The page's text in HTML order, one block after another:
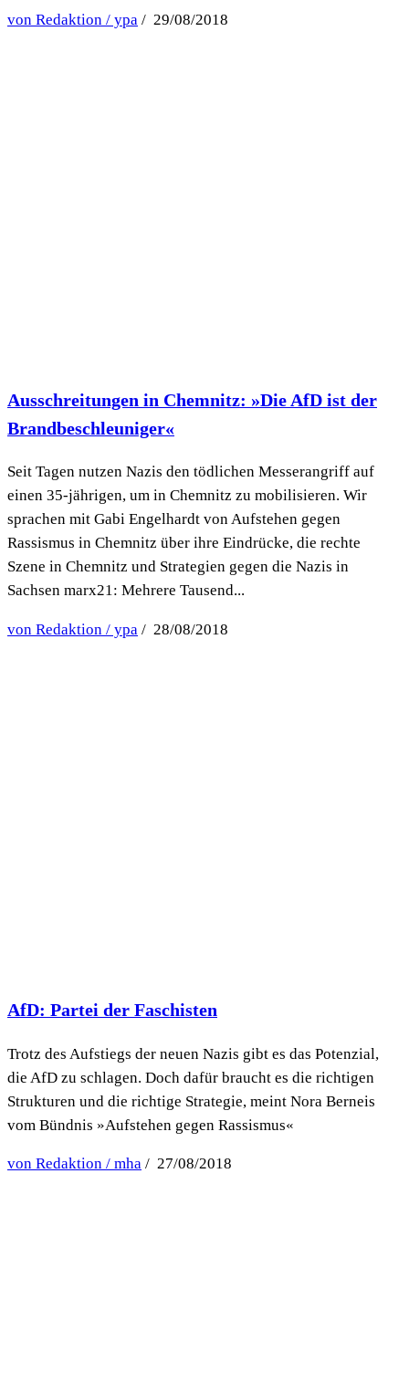
von Redaktion / ypa / 29/08/2018
Ausschreitungen in Chemnitz: »Die AfD ist der
Brandbeschleuniger«
Seit Tagen nutzen Nazis den tödlichen Messerangriff auf
einen 35-jährigen, um in Chemnitz zu mobilisieren. Wir
sprachen mit Gabi Engelhardt von Aufstehen gegen
Rassismus in Chemnitz über ihre Eindrücke, die rechte
Szene in Chemnitz und Strategien gegen die Nazis in
Sachsen marx21: Mehrere Tausend...
von Redaktion / ypa / 28/08/2018
AfD: Partei der Faschisten
Trotz des Aufstiegs der neuen Nazis gibt es das Potenzial,
die AfD zu schlagen. Doch dafür braucht es die richtigen
Strukturen und die richtige Strategie, meint Nora Berneis
vom Bündnis »Aufstehen gegen Rassismus«
von Redaktion / mha / 27/08/2018